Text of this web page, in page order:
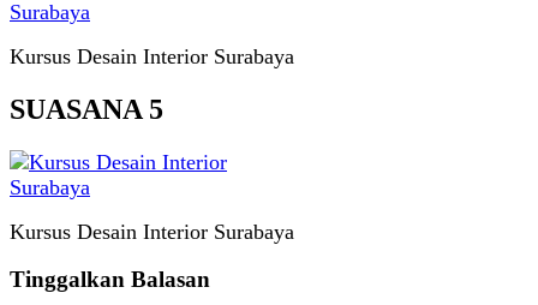
Kursus Desain Interior Surabaya
SUASANA 5
Kursus Desain Interior Surabaya
Tinggalkan Balasan